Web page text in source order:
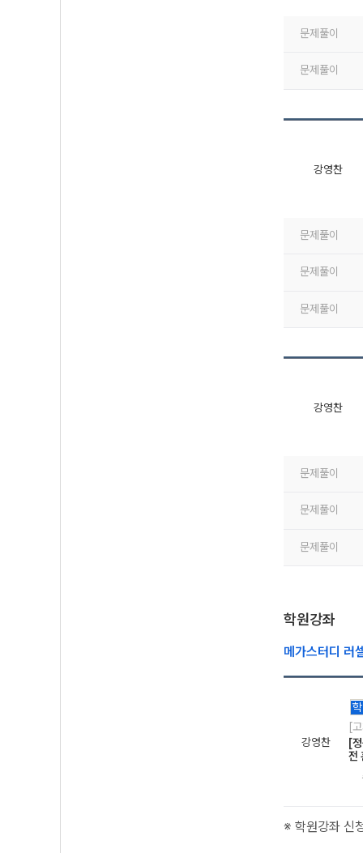
문제풀이
문제풀이
강영찬
문제풀이
문제풀이
문제풀이
강영찬
문제풀이
문제풀이
문제풀이
학원강좌
메가스터디 러
강영찬
학
[
[
전
※ 학원강좌 신